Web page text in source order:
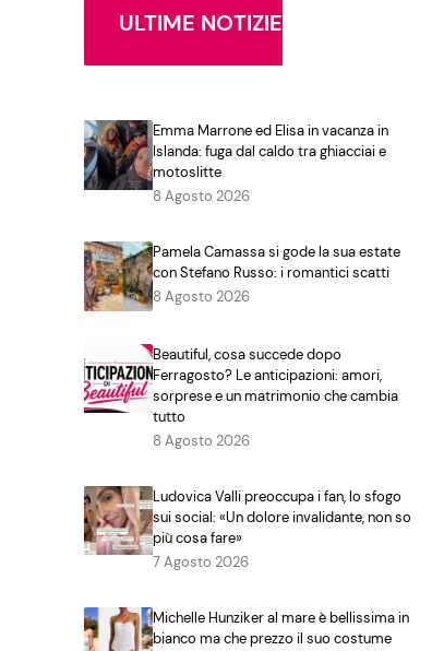
ULTIME NOTIZIE
Emma Marrone ed Elisa in vacanza in
Islanda: fuga dal caldo tra ghiacciai e
motoslitte
8 Agosto 2026
Pamela Camassa si gode la sua estate
con Stefano Russo: i romantici scatti
8 Agosto 2026
Beautiful, cosa succede dopo
Ferragosto? Le anticipazioni: amori,
sorprese e un matrimonio che cambia
tutto
8 Agosto 2026
Ludovica Valli preoccupa i fan, lo sfogo
sui social: «Un dolore invalidante, non so
più cosa fare»
7 Agosto 2026
Michelle Hunziker al mare è bellissima in
bianco ma che prezzo il suo costume